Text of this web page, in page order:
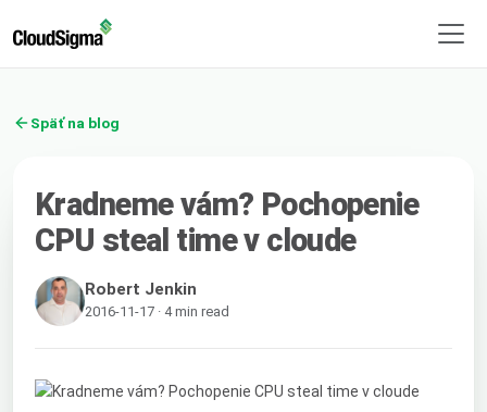
Späť na blog
Kradneme vám? Pochopenie
CPU steal time v cloude
Robert Jenkin
2016-11-17 · 4 min read